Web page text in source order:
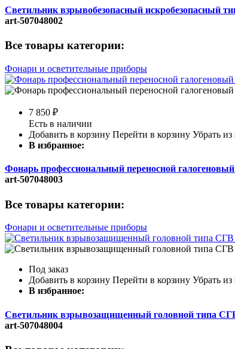
Светильник взрывобезопасный искробезопасный
art-507048002
Все товары категории:
Фонари и осветительные приборы
7 850 ₽
Есть в наличии
Добавить в корзину Перейти в корзину Убрать
В избранное:
Фонарь профессиональный переносной
art-507048003
Все товары категории:
Фонари и осветительные приборы
Под заказ
Добавить в корзину Перейти в корзину Убрать
В избранное:
Светильник взрывозащищенный головной типа
art-507048004